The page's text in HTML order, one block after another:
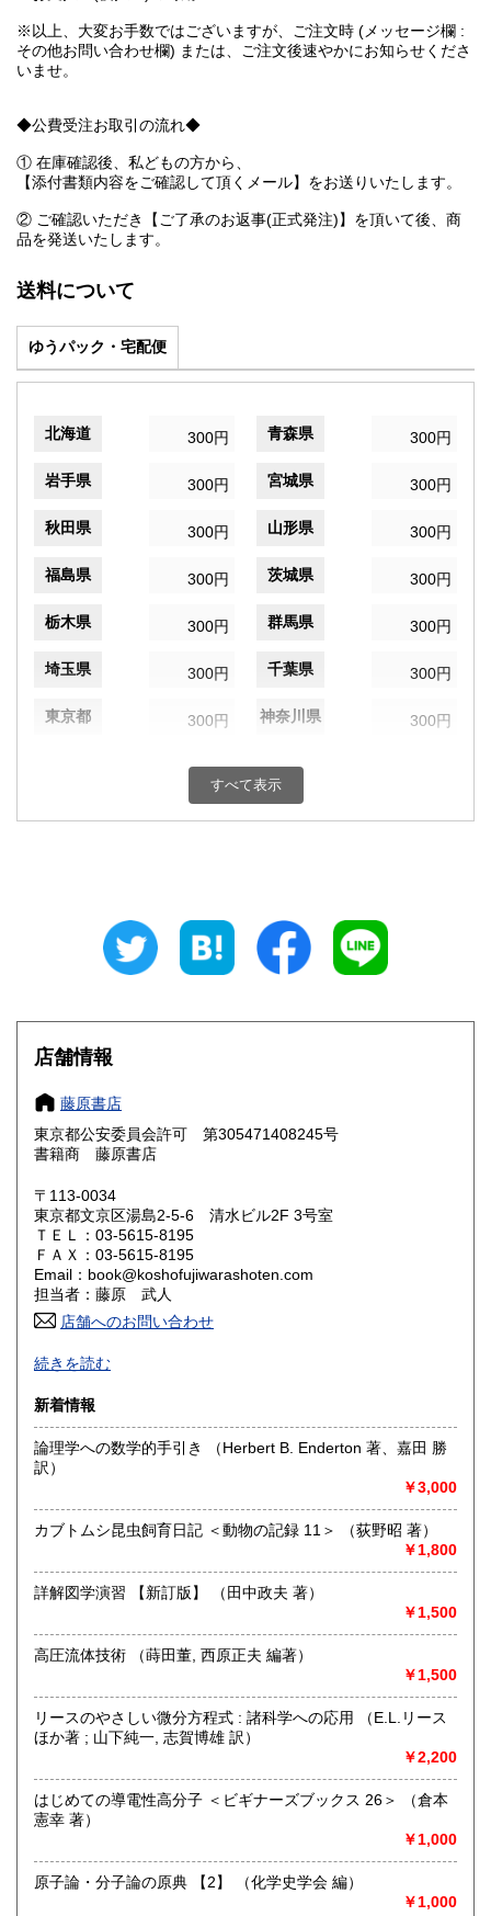
※以上、大変お手数ではございますが、ご注文時 (メッセージ欄 :
その他お問い合わせ欄) または、ご注文後速やかにお知らせくださ
いませ。
◆公費受注お取引の流れ◆
① 在庫確認後、私どもの方から、
【添付書類内容をご確認して頂くメール】をお送りいたします。
② ご確認いただき【ご了承のお返事(正式発注)】を頂いて後、商
品を発送いたします。
送料について
ゆうパック・宅配便
北海道 300円 青森県 300円
岩手県 300円 宮城県 300円
秋田県 300円 山形県 300円
福島県 300円 茨城県 300円
栃木県 300円 群馬県 300円
埼玉県 300円 千葉県 300円
東京都 300円 神奈川県 300円
300円 富山県
300円 三重県
大阪府
奈良県
鳥取県 300円 島根県
岡山県
山口県 300円
香川県 300円 愛媛県
高知県 300円
佐賀県
熊本県 300円 大分県 300円
宮崎県
沖縄県 300円
すべて表示
店舗情報
藤原書店
東京都公安委員会許可 第305471408245号
書籍商 藤原書店
〒113-0034
東京都文京区湯島2-5-6 清水ビル2F 3号室
ＴＥＬ：03-5615-8195
ＦＡＸ：03-5615-8195
Email：book@koshofujiwarashoten.com
担当者：藤原 武人
店舗へのお問い合わせ
【通信販売専門 (ご来店不可)】 の古書店です。
※大変申し訳ございませんが、店頭での販売は行っておりま
せん。
書籍の状態等、ご不明な点・気になる所がございましたら、
Eメール・電話でお気軽にお問い合わせ下さいませ。
※販売書籍につきまして【お電話でのお問い合わせ】は、現
品在庫を確認するためお時間を頂戴いたします。
沿線名：JR中央線・総武線・東京メトロ丸ノ内線
営業時間：【事務所営業・通信販売専門 (ご来店不可)】
9:00〜17:00 ※買取・仕入れ等で不在の場合がございます
書籍の買取について
自然科学等の学術書・専門書・その他資料買取り致します。
電話・FAX・メール等でお気軽にご相談下さいませ。
出張買取・配送料着払い(当店の支払い)で送って頂くことも
可能でございます。
取り扱い分野
続きを読む
新着情報
論理学への数学的手引き （Herbert B. Enderton 著、嘉田 勝
訳）
￥3,000
カブトムシ昆虫飼育日記 ＜動物の記録 11＞ （荻野昭 著）
￥1,800
詳解図学演習 【新訂版】 （田中政夫 著）
￥1,500
高圧流体技術 （蒔田董, 西原正夫 編著）
￥1,500
リースのやさしい微分方程式 : 諸科学への応用 （E.L.リース
ほか著 ; 山下純一, 志賀博雄 訳）
￥2,200
はじめての導電性高分子 ＜ビギナーズブックス 26＞ （倉本
憲幸 著）
￥1,000
原子論・分子論の原典 【2】 （化学史学会 編）
￥1,000